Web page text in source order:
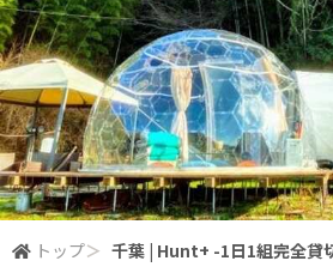
トップ＞ 千葉 | Hunt+ -1日1組完全貸